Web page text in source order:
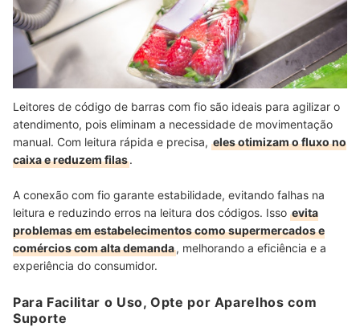
Leitores de código de barras com fio são ideais para agilizar o
atendimento, pois eliminam a necessidade de movimentação
manual. Com leitura rápida e precisa, eles otimizam o fluxo no
caixa e reduzem filas.
A conexão com fio garante estabilidade, evitando falhas na
leitura e reduzindo erros na leitura dos códigos. Isso evita
problemas em estabelecimentos como supermercados e
comércios com alta demanda, melhorando a eficiência e a
experiência do consumidor.
Para Facilitar o Uso, Opte por Aparelhos com
Suporte